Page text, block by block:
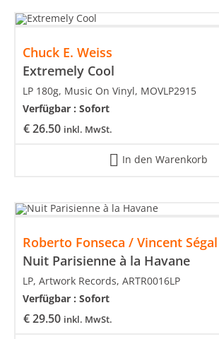
Chuck E. Weiss
Extremely Cool
€26.50 inkl. MwSt.
LP 180g, Music On Vinyl, MOVLP2915
Verfügbar : Sofort
In den Warenkorb
Roberto Fonseca / Vincent Ségal
Nuit Parisienne à la Havane
€29.50 inkl. MwSt.
LP, Artwork Records, ARTR0016LP
Verfügbar : Sofort